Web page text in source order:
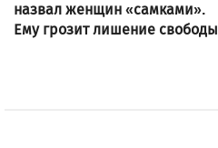
назвал женщин «самками».
Ему грозит лишение свободы